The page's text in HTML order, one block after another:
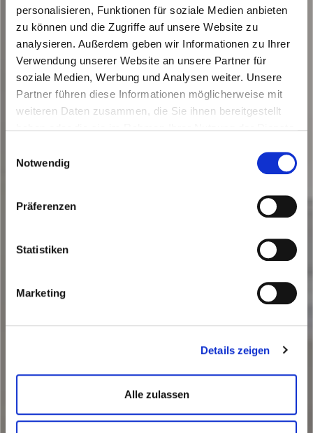
personalisieren, Funktionen für soziale Medien anbieten
zu können und die Zugriffe auf unsere Website zu
analysieren. Außerdem geben wir Informationen zu Ihrer
Verwendung unserer Website an unsere Partner für
soziale Medien, Werbung und Analysen weiter. Unsere
Partner führen diese Informationen möglicherweise mit
weiteren Daten zusammen, die Sie ihnen bereitgestellt
Notwendig
Präferenzen
Statistiken
Marketing
Details zeigen
Alle zulassen
Kleines Bad
Badewanne